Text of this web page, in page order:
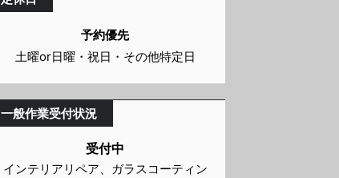
予約優先
土曜or日曜・祝日・その他特定日
一般作業受付状況
受付中
インテリアリペア、ガラスコーティン